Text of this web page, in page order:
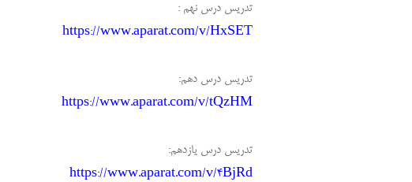
تدریس درس نهم :
https://www.aparat.com/v/HxSET
تدریس درس دهم:
https://www.aparat.com/v/tQzHM
تدریس درس یازدهم:
https://www.aparat.com/v/4BjRd